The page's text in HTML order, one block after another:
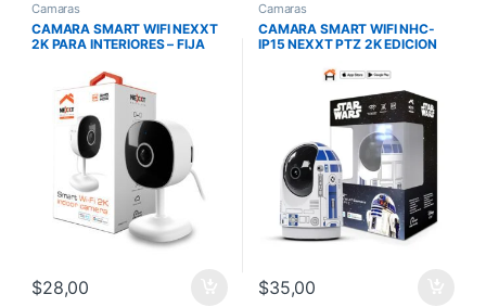
Camaras
CAMARA SMART WIFI NEXXT
2K PARA INTERIORES – FIJA
$28,00
Camaras
CAMARA SMART WIFI NHC-
IP15 NEXXT PTZ 2K EDICION
INTERIORES
$35,00